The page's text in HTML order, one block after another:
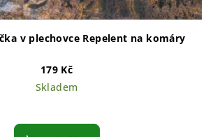
v plechovce Repelent na komáry
179 Kč
Skladem